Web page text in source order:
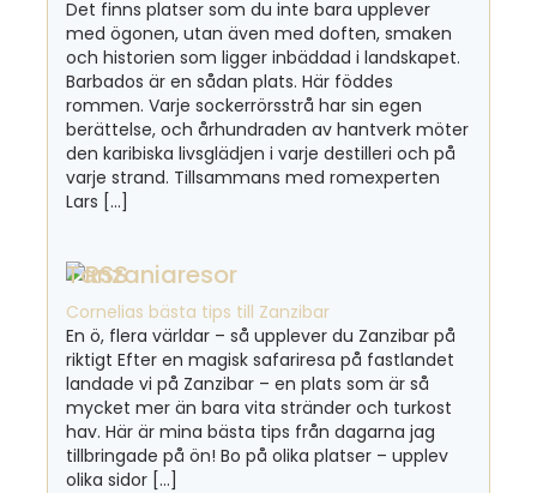
Det finns platser som du inte bara upplever
med ögonen, utan även med doften, smaken
och historien som ligger inbäddad i landskapet.
Barbados är en sådan plats. Här föddes
rommen. Varje sockerrörsstrå har sin egen
berättelse, och århundraden av hantverk möter
den karibiska livsglädjen i varje destilleri och på
varje strand. Tillsammans med romexperten
Lars […]
Tanzaniaresor
Cornelias bästa tips till Zanzibar
En ö, flera världar – så upplever du Zanzibar på
riktigt Efter en magisk safariresa på fastlandet
landade vi på Zanzibar – en plats som är så
mycket mer än bara vita stränder och turkost
hav. Här är mina bästa tips från dagarna jag
tillbringade på ön! Bo på olika platser – upplev
olika sidor […]